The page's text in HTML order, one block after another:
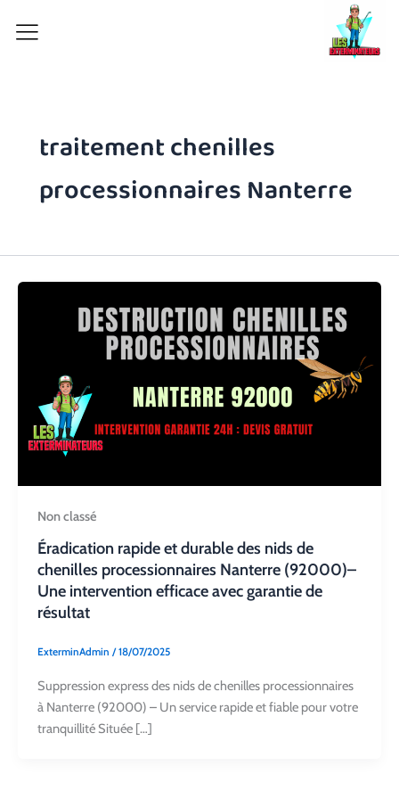
traitement chenilles
processionnaires Nanterre
Non classé
Éradication rapide et durable des nids de
chenilles processionnaires Nanterre (92000)–
Une intervention efficace avec garantie de
résultat
ExterminAdmin /18/07/2025
Suppression express des nids de chenilles processionnaires
à Nanterre (92000) – Un service rapide et fiable pour votre
tranquillité Située […]